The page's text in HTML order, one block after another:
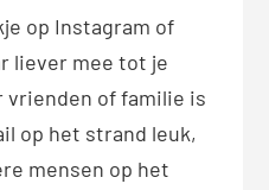
op Instagram of
liever mee tot je
vrienden of familie is
op het strand leuk,
mensen op het